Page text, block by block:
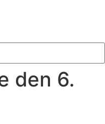
den 6.